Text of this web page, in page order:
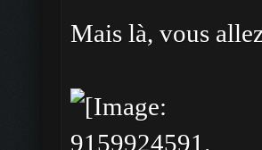
Mais là, vous